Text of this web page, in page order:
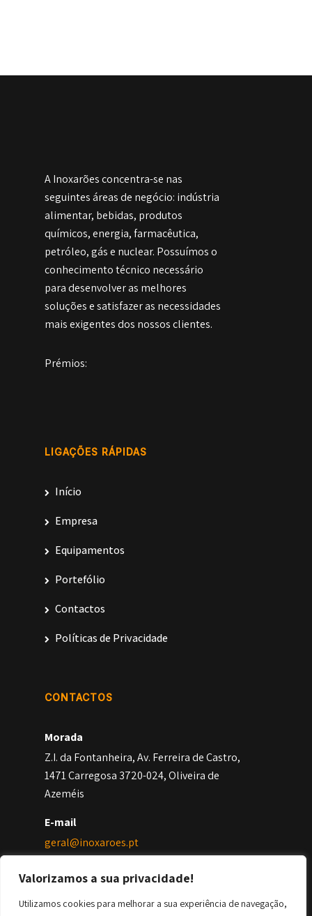
Valorizamos a sua privacidade!
Utilizamos cookies para melhorar a sua experiência de navegação,
A Inoxarões concentra-se nas
seguintes áreas de negócio: indústria
alimentar, bebidas, produtos
químicos, energia, farmacêutica,
petróleo, gás e nuclear. Possuímos o
conhecimento técnico necessário
para desenvolver as melhores
soluções e satisfazer as necessidades
mais exigentes dos nossos clientes.
Prémios:
LIGAÇÕES RÁPIDAS
Início
Empresa
Equipamentos
Portefólio
Contactos
Políticas de Privacidade
CONTACTOS
Morada
Z.I. da Fontanheira, Av. Ferreira de Castro,
1471 Carregosa 3720-024, Oliveira de
Azeméis
E-mail
geral@inoxaroes.pt
Geral
*Chamada para a rede fixa nacional